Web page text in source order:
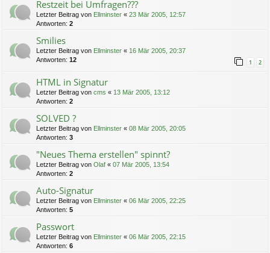
Restzeit bei Umfragen???
Letzter Beitrag von Ellminster « 23 Mär 2005, 12:57
Antworten: 2
Smilies
Letzter Beitrag von Ellminster « 16 Mär 2005, 20:37
Antworten: 12 1 2
HTML in Signatur
Letzter Beitrag von cms « 13 Mär 2005, 13:12
Antworten: 2
SOLVED ?
Letzter Beitrag von Ellminster « 08 Mär 2005, 20:05
Antworten: 3
"Neues Thema erstellen" spinnt?
Letzter Beitrag von Olaf « 07 Mär 2005, 13:54
Antworten: 2
Auto-Signatur
Letzter Beitrag von Ellminster « 06 Mär 2005, 22:25
Antworten: 5
Passwort
Letzter Beitrag von Ellminster « 06 Mär 2005, 22:15
Antworten: 6